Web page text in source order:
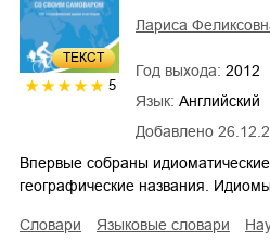
ТЕКСТ
5
Добавлено
Лариса
Год выхода: 2012
Язык: Английский
Впервые собраны
географические названия.
словари языковые словари